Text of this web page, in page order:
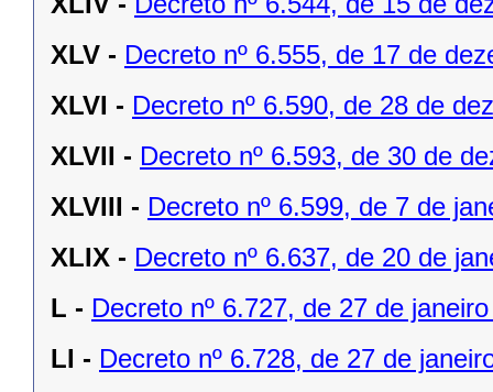
XLV - Decreto nº 6.555, de 17 de
XLVI - Decreto nº 6.590, de 28 de
XLVII - Decreto nº 6.593, de 30 de
XLVIII - Decreto nº 6.599, de 7 de
XLIX - Decreto nº 6.637, de 20 de
L - Decreto nº 6.727, de 27 de
LI - Decreto nº 6.728, de 27 de